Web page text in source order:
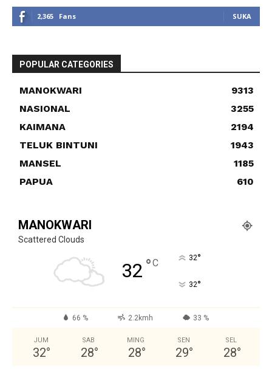
2,365 Fans SUKA
POPULAR CATEGORIES
MANOKWARI
9313
NASIONAL
3255
KAIMANA
2194
TELUK BINTUNI
1943
MANSEL
1185
PAPUA
610
MANOKWARI
Scattered Clouds
32 °C 32°
32°
66 % 2.2kmh 33 %
JUM
32°
SAB
28°
MING
28°
SEN
29°
SEL
28°